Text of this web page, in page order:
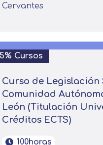
Cursos
Curso de
Comunidad
León (Titulación
Créditos ECTS)
100horas